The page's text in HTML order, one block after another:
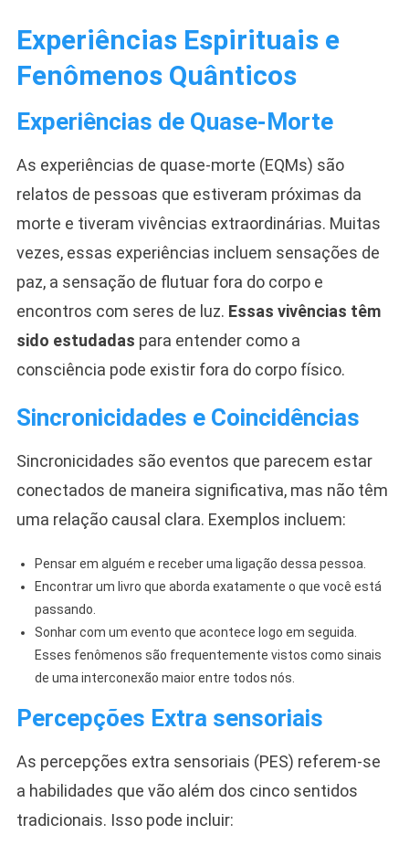
Experiências Espirituais e
Fenômenos Quânticos
Experiências de Quase-Morte
As experiências de quase-morte (EQMs) são
relatos de pessoas que estiveram próximas da
morte e tiveram vivências extraordinárias. Muitas
vezes, essas experiências incluem sensações de
paz, a sensação de flutuar fora do corpo e
encontros com seres de luz. Essas vivências têm
sido estudadas para entender como a
consciência pode existir fora do corpo físico.
Sincronicidades e Coincidências
Sincronicidades são eventos que parecem estar
conectados de maneira significativa, mas não têm
uma relação causal clara. Exemplos incluem:
Pensar em alguém e receber uma ligação dessa pessoa.
Encontrar um livro que aborda exatamente o que você está
passando.
Sonhar com um evento que acontece logo em seguida.
Esses fenômenos são frequentemente vistos como sinais
de uma interconexão maior entre todos nós.
Percepções Extra sensoriais
As percepções extra sensoriais (PES) referem-se
a habilidades que vão além dos cinco sentidos
tradicionais. Isso pode incluir: